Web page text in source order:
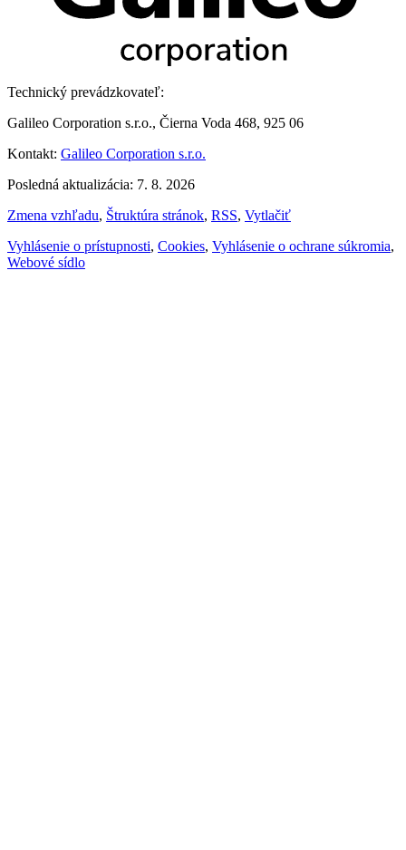
Technický prevádzkovateľ:
Galileo Corporation s.r.o., Čierna Voda 468, 925 06
Kontakt: Galileo Corporation s.r.o.
Posledná aktualizácia: 7. 8. 2026
Zmena vzhľadu, Štruktúra stránok, RSS, Vytlačiť
Vyhlásenie o prístupnosti, Cookies, Vyhlásenie o ochrane súkromia,
Webové sídlo